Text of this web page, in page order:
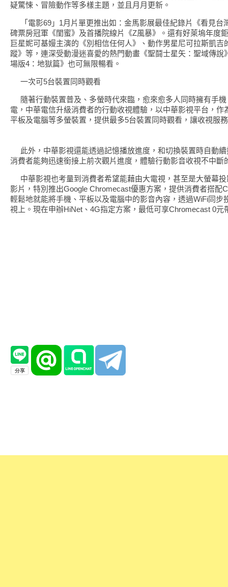
疑驚悚、冒險動作等多樣主題，並且月月更新。
「電影69」1月片單更推出如：金馬影展最佳紀錄片《看見台
碑票房冠軍《閨蜜》及首播院線片《Z風暴》。還有好萊塢年度
巨星妮可基嫚主演的《別相信任何人》、動作男星尼可拉斯凱吉
蹤》等，連深受動漫迷喜愛的熱門動畫《聖鬪士星矢：聖域傳說
場版4：地獄篇》也可無限暢看。
一次可5台裝置同時觀看
隨著行動裝置普及、多螢時代來臨，愈來愈多人同時擁有手
電，中華電信升級消費者的行動收視體驗，以中華影視平台，作
平板及電腦等多螢裝置，提供最多5台裝置同時觀看，讓收視服
此外，中華影視還能透過記憶播放進度，和切換裝置時自動
消費者能夠迅速銜接上前次觀片進度，體驗行動影音收視不中斷
中華影視也考量到消費者希望能藉由大電視，甚至是大螢幕
影片，特別推出Google Chromecast優惠方案，提供消費者搭配
輕鬆地就能將手機、平板以及電腦中的影音內容，透過WiFi同步
視上。現在申辦HiNet、4G指定方案，最低可享Chromecast 0元